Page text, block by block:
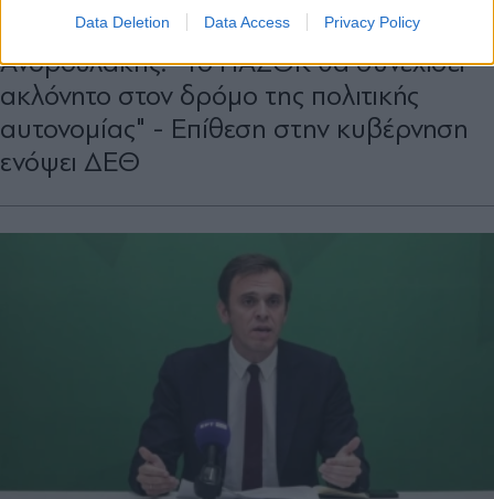
Data Deletion Data Access Privacy Policy
PARAPOLITIKA NEWSROOM
Ανδρουλάκης: "Το ΠΑΣΟΚ θα συνεχίσει
ακλόνητο στον δρόμο της πολιτικής
αυτονομίας" - Επίθεση στην κυβέρνηση
ενόψει ΔΕΘ